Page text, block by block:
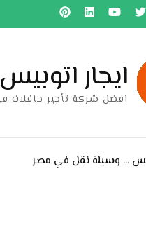
ايجار اتوبيس
افضل شركة تأجير حافلات
… وسيلة نقل في مصر